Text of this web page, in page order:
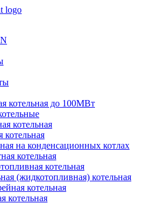
котельная до 100МВт
котельная
котельная
на конденсационных котлах
котельная
котельная
(жидкотопливная) котельная
котельная
котельная